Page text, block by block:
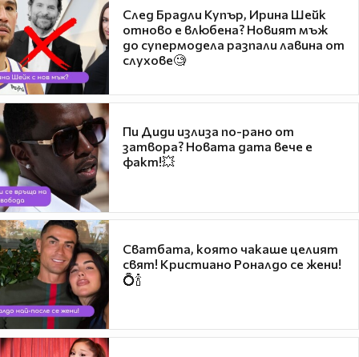
След Брадли Купър, Ирина Шейк
отново е влюбена? Новият мъж
до супермодела разпали лавина от
слухове🧐
Пи Диди излиза по-рано от
затвора? Новата дата вече е
факт!💥
Сватбата, която чакаше целият
свят! Кристиано Роналдо се жени!
💍🍾